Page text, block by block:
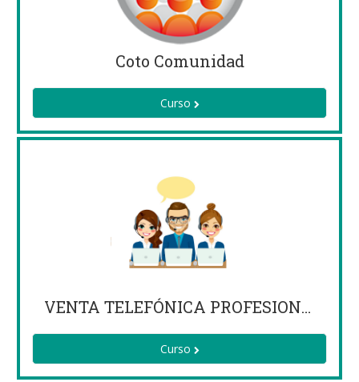
Coto Comunidad
Curso
VENTA TELEFÓNICA PROFESIONAL
Curso